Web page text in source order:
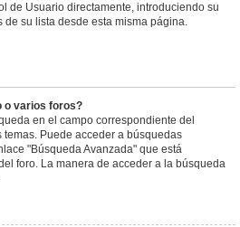
de Usuario directamente, introduciendo su
su lista desde esta misma página.
o varios foros?
en el campo correspondiente del
Puede acceder a búsquedas
"Búsqueda Avanzada" que está
foro. La manera de acceder a la búsqueda